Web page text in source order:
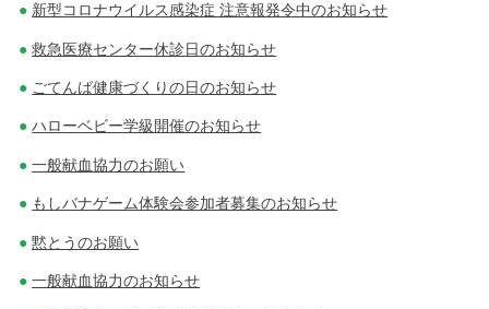
新型コロナウイルス感染症 注意報発令中のお知らせ
救急医療センター休診日のお知らせ
ごてんば健康づくりの日のお知らせ
ハローベビー学級開催のお知らせ
一般献血協力のお願い
もしバナゲーム体験会参加者募集のお知らせ
黙とうのお願い
一般献血協力のお知らせ